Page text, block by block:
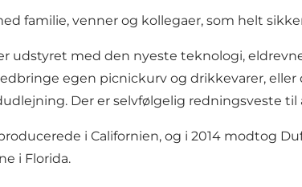
familie, venner og kollegaer, som helt
udstyret med den nyeste teknologi,
egen picnickurv og drikkevarer,
Der er selvfølgelig redningsveste til
i Californien, og i 2014 modtog
i Florida.